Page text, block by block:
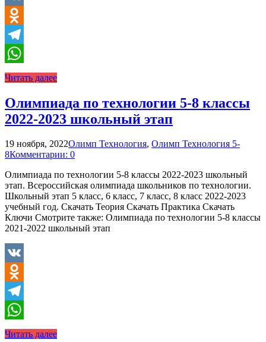
VK
Odnoklassniki
Telegram
WhatsApp
Читать далее
Олимпиада по технологии 5-8 классы
2022-2023 школьный этап
19 ноября, 2022Олимп Технология, Олимп Технология 5-
8Комментарии: 0
Олимпиада по технологии 5-8 классы 2022-2023 школьный
этап. Всероссийская олимпиада школьников по технологии.
Школьный этап 5 класс, 6 класс, 7 класс, 8 класс 2022-2023
учебный год. Скачать Теория Скачать Практика Скачать
Ключи Смотрите также: Олимпиада по технологии 5-8 классы
2021-2022 школьный этап
VK
Odnoklassniki
Telegram
WhatsApp
Читать далее